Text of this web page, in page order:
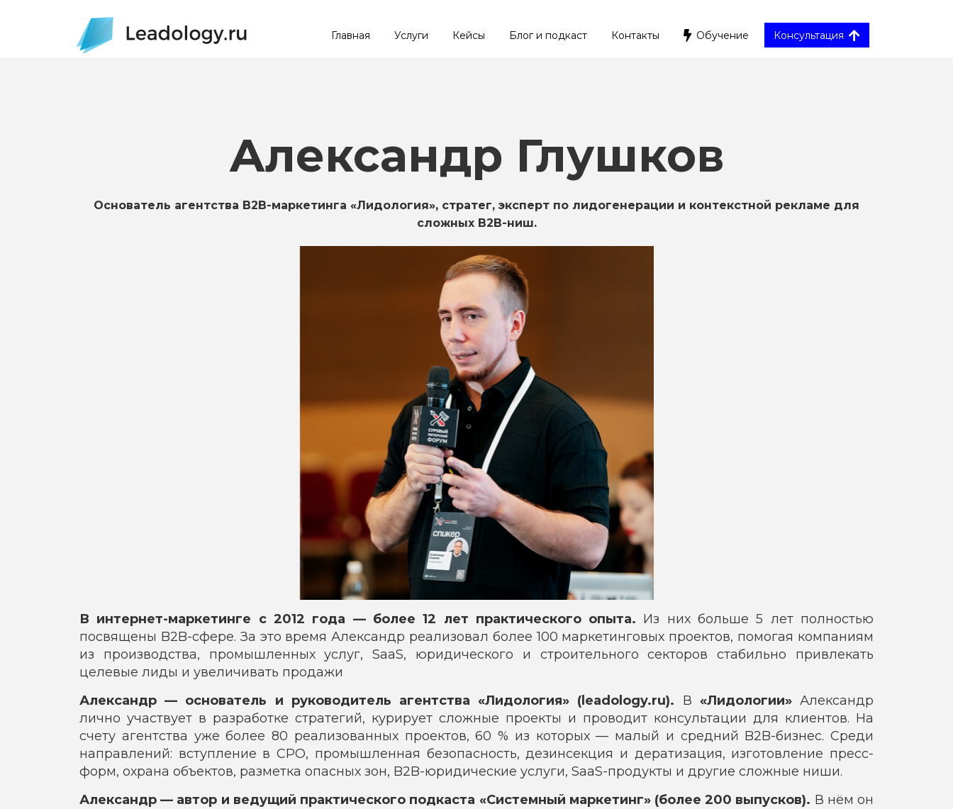
Главная Услуги Кейсы Блог и подкаст Контакты Обучение Консультация
Александр Глушков
Основатель агентства B2B-маркетинга «Лидология», стратег, эксперт по лидогенерации и контекстной рекламе для
сложных B2B-ниш.
В интернет-маркетинге с 2012 года — более 12 лет практического опыта. Из них больше 5 лет полностью
посвящены B2B-сфере. За это время Александр реализовал более 100 маркетинговых проектов, помогая компаниям
из производства, промышленных услуг, SaaS, юридического и строительного секторов стабильно привлекать
целевые лиды и увеличивать продажи
Александр — основатель и руководитель агентства «Лидология» (leadology.ru). В «Лидологии»Александр
лично участвует в разработке стратегий, курирует сложные проекты и проводит консультации для клиентов. На
счету агентства уже более 80 реализованных проектов, 60 % из которых — малый и средний B2B-бизнес. Среди
направлений: вступление в СРО, промышленная безопасность, дезинсекция и дератизация, изготовление пресс-
форм, охрана объектов, разметка опасных зон, B2B-юридические услуги, SaaS-продукты и другие сложные ниши.
Александр — автор и ведущий практического подкаста «Системный маркетинг» (более 200 выпусков). В нём он